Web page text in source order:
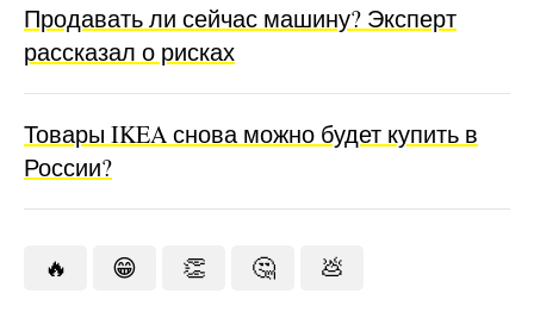
Продавать ли сейчас машину? Эксперт
рассказал о рисках
Товары IKEA снова можно будет купить в
России?
🔥 😁 👏 🤔 💩